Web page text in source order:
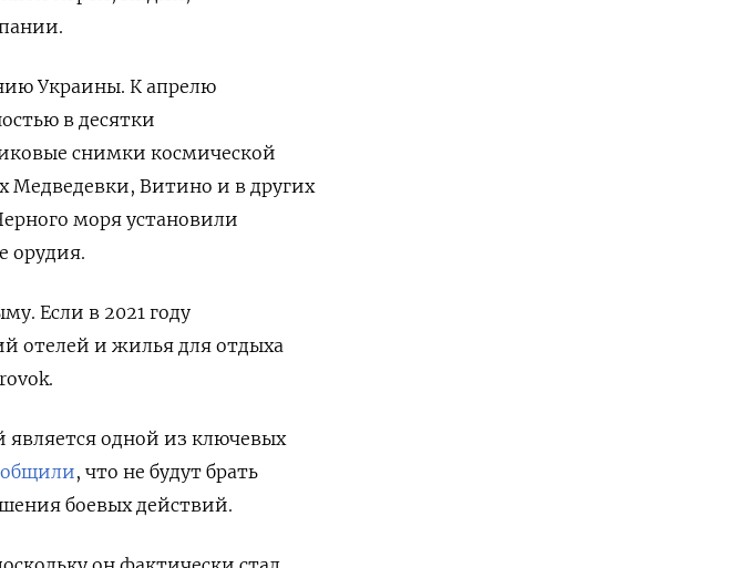
Украины. К апрелю
в десятки
снимки космической
Медведевки, Витино и в других
моря установили
орудия.
Если в 2021 году
отелей и жилья для отдыха
одной из ключевых
, что не будут брать
боевых действий.